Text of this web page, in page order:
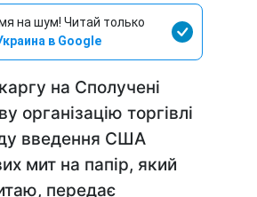
на шум! Читай только
в Google
на Сполучені
організацію торгівлі
введення США
мит на папір, який
передає